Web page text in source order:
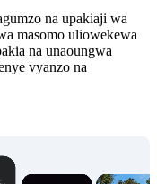
na upakiaji wa
masomo uliowekewa
na unaoungwa
vyanzo na